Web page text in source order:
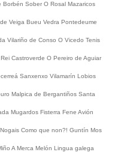
Borbén Sober O Rosal Mazaricos
Veiga Bueu Vedra Pontedeume
Vilariño de Conso O Vicedo Tenis
Castroverde O Pereiro de Aguiar
Sanxenxo Vilamarín Lobios
Malpica de Bergantiños Santa
Mugardos Fisterra Fene Avión
Como que non?! Guntín Mos
A Merca Melón Lingua galega